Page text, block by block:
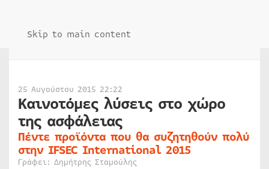
Skip to main content
25 Αυγούστου 2015 22:22
Καινοτόμες λύσεις στο χώρο
της ασφάλειας
Πέντε προϊόντα που θα συζητηθούν πολύ
στην IFSEC International 2015
Γράφει: Δημήτρης Σταμούλης